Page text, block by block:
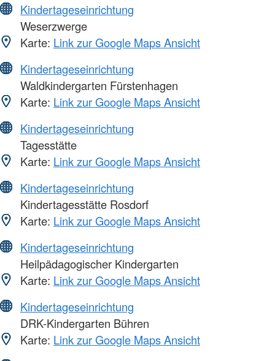
Kindertageseinrichtung
Weserzwerge
Karte: Link zur Google Maps Ansicht
Kindertageseinrichtung
Waldkindergarten Fürstenhagen
Karte: Link zur Google Maps Ansicht
Kindertageseinrichtung
Tagesstätte
Karte: Link zur Google Maps Ansicht
Kindertageseinrichtung
Kindertagesstätte Rosdorf
Karte: Link zur Google Maps Ansicht
Kindertageseinrichtung
Heilpädagogischer Kindergarten
Karte: Link zur Google Maps Ansicht
Kindertageseinrichtung
DRK-Kindergarten Bühren
Karte: Link zur Google Maps Ansicht